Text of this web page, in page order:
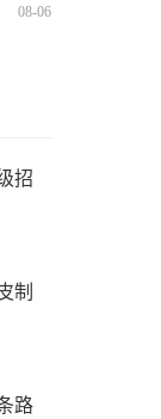
08-06
招
制
路